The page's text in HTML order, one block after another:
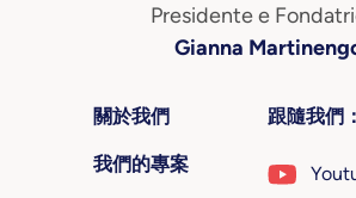
Presidente e
Gianna
關於我們
我們的專案
跟隨我們：